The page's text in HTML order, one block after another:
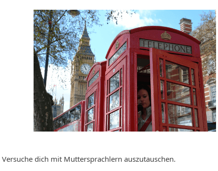
Versuche dich mit Muttersprachlern auszutauschen.